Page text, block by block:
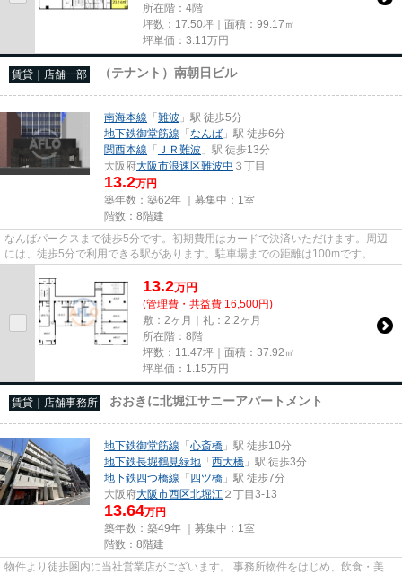
所在階：4階
坪数：17.50坪｜面積：99.17㎡
坪単価： 3.11 万円
賃貸｜店舗一部 （テナント）南朝日ビル
南海本線 「難波 」駅 徒歩5分
地下鉄御堂筋線 「なんば 」駅 徒歩6分
関西本線 「 ＪＲ難波 」駅 徒歩13分
大阪府大阪市浪速区難波中 ３丁目
13.2万円
築年数：築62年 ｜募集中： 1室
階数：8階建
なんばパークスまで徒歩5分です。初期費用はカードで決済いただけます。周辺
には、徒歩5分で利用できる駅があります。駐車場までの距離は100mです。
13.2万円
(管理費・共益費 16,500円)
敷：2ヶ月｜礼：2.2ヶ月
所在階：8階
坪数：11.47坪｜面積：37.92㎡
坪単価： 1.15万円
賃貸｜店舗事務所 おおきに北堀江サニーアパートメント
地下鉄御堂筋線 「心斎橋 」駅 徒歩10分
地下鉄長堀鶴見緑地 「西大橋 」駅 徒歩3分
地下鉄四つ橋線 「四ツ橋 」駅 徒歩7分
大阪府大阪市西区北堀江 ２丁目3-13
13.64万円
築年数：築49年 ｜募集中： 1室
階数：8階建
物件より徒歩圏内に当社営業店がございます。 事務所物件をはじめ、飲食・美